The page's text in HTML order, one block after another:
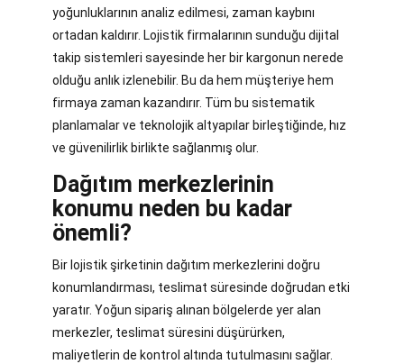
yoğunluklarının analiz edilmesi, zaman kaybını
ortadan kaldırır. Lojistik firmalarının sunduğu dijital
takip sistemleri sayesinde her bir kargonun nerede
olduğu anlık izlenebilir. Bu da hem müşteriye hem
firmaya zaman kazandırır. Tüm bu sistematik
planlamalar ve teknolojik altyapılar birleştiğinde, hız
ve güvenilirlik birlikte sağlanmış olur.
Dağıtım merkezlerinin
konumu neden bu kadar
önemli?
Bir lojistik şirketinin dağıtım merkezlerini doğru
konumlandırması, teslimat süresinde doğrudan etki
yaratır. Yoğun sipariş alınan bölgelerde yer alan
merkezler, teslimat süresini düşürürken,
maliyetlerin de kontrol altında tutulmasını sağlar.